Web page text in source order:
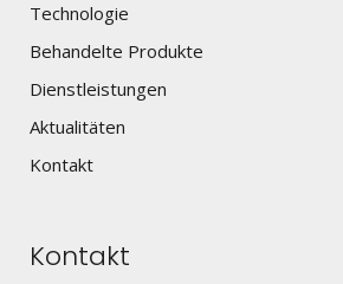
Technologie
Behandelte Produkte
Dienstleistungen
Aktualitäten
Kontakt
Kontakt